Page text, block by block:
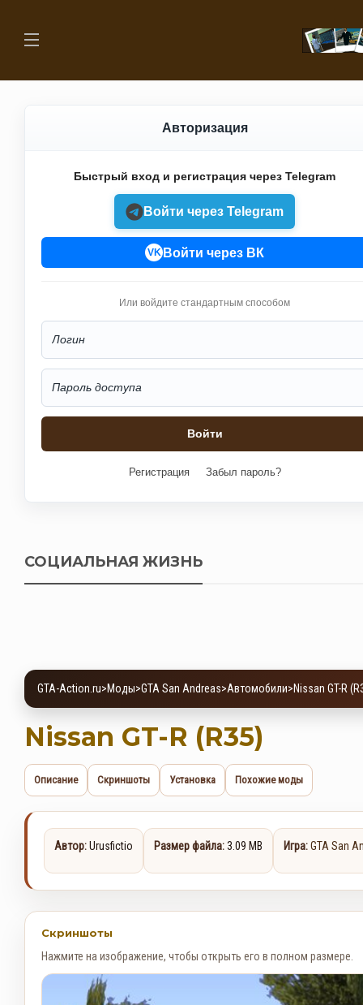
Авторизация
Быстрый вход и регистрация через Telegram
Войти через Telegram
VK Войти через ВК
Или войдите стандартным способом
Регистрация Забыл пароль?
СОЦИАЛЬНАЯ ЖИЗНЬ
GTA-Action.ru>Моды>GTA San Andreas>Автомобили>Nissan GT-R
Nissan GT-R (R35)
Описание Скриншоты Установка Похожие моды
Автор:Urusfictio Размер файла:3.09 MB Игра:GTA San
Скриншоты
Нажмите на изображение, чтобы открыть его в полном размере.